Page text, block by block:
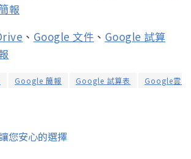
報
、 Google 文件 、 Google 試算
Google 簡報 Google 試算表 Google雲端
您安心的選擇